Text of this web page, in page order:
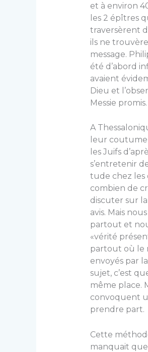
et à environ
les 2 épîtres
traversèrent
ils ne
message.
été d’abord
avaient
Dieu et
Messie promis.
A
leur
les Juifs
s’entretenir
tude chez les
combien de
discuter sur
avis. Mais
partout et
«vérité
partout où le
envoyés par
sujet, c’est
même place.
convoquent
prendre part.
Cette
manquait